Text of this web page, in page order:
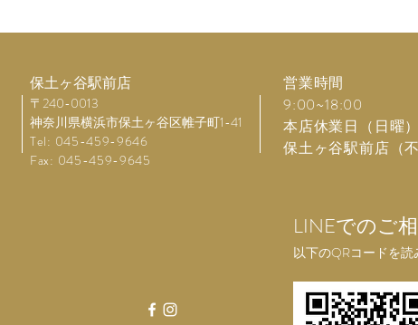
保土ヶ谷駅前店
〒240-0013
神奈川県横浜市保土ヶ谷区帷子町1-41
Tel: 045-459-9646
Fax: 045-459-9645
営業時間
9:00~18:00
本店休業日（日曜
保土ヶ谷駅前店（
LINEでのご
以下のQRコードを